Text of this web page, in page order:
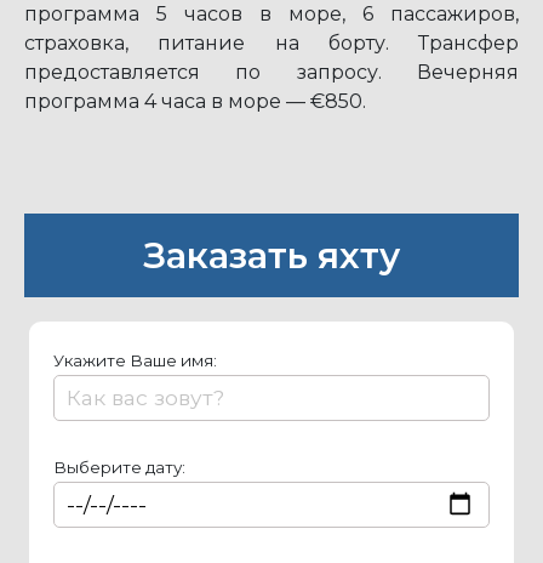
программа 5 часов в море, 6 пассажиров,
страховка, питание на борту. Трансфер
предоставляется по запросу. Вечерняя
программа 4 часа в море — €850.
Заказать яхту
Укажите Ваше имя:
Выберите дату: